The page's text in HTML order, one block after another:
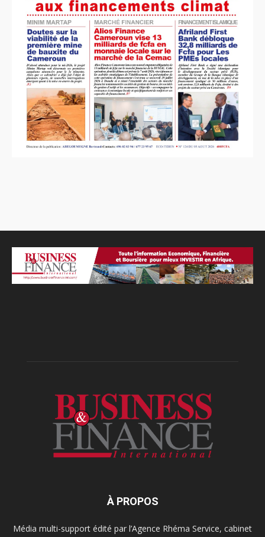
À PROPOS
Média multi-support édité par l’Agence Rhéma Service, cabinet